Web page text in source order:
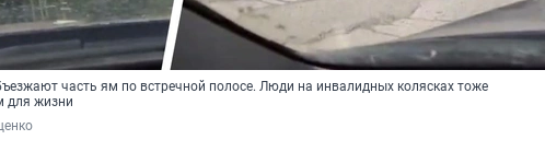
часть ям по встречной полосе. Люди на инвалидных колясках тоже
для жизни